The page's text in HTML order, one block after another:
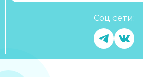
Соц сети: